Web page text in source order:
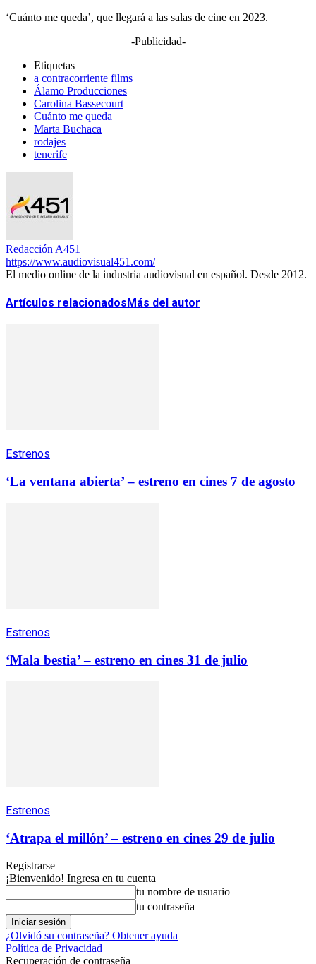
‘Cuánto me queda’, que llegará a las salas de cine en 2023.
-Publicidad-
Etiquetas
a contracorriente films
Álamo Producciones
Carolina Bassecourt
Cuánto me queda
Marta Buchaca
rodajes
tenerife
Redacción A451
https://www.audiovisual451.com/
El medio online de la industria audiovisual en español. Desde 2012.
Artículos relacionadosMás del autor
Estrenos
‘La ventana abierta’ – estreno en cines 7 de agosto
Estrenos
‘Mala bestia’ – estreno en cines 31 de julio
Estrenos
‘Atrapa el millón’ – estreno en cines 29 de julio
Registrarse
¡Bienvenido! Ingresa en tu cuenta
tu nombre de usuario
tu contraseña
¿Olvidó su contraseña? Obtener ayuda
Política de Privacidad
Recuperación de contraseña